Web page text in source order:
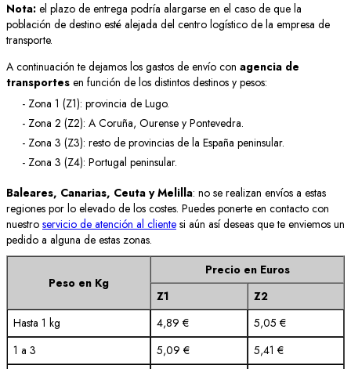
Nota: el plazo de entrega podría alargarse en el caso de que la
población de destino esté alejada del centro logístico de la empresa de
transporte.
A continuación te dejamos los gastos de envío con agencia de
transportes en función de los distintos destinos y pesos:
- Zona 1 (Z1): provincia de Lugo.
- Zona 2 (Z2): A Coruña, Ourense y Pontevedra.
- Zona 3 (Z3): resto de provincias de la España peninsular.
- Zona 3 (Z4): Portugal peninsular.
Baleares, Canarias, Ceuta y Melilla: no se realizan envíos a estas
regiones por lo elevado de los costes. Puedes ponerte en contacto con
nuestro servicio de atención al cliente si aún así deseas que te enviemos un
pedido a alguna de estas zonas.
Peso en Kg
Precio en Euros
Z1
Z2
Hasta 1 kg
4,89 €
5,05 €
1 a 3
5,09 €
5,41 €